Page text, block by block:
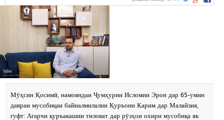
Мӯҳсин Қосимӣ, намояндаи Ҷумҳурии Исломии Эрон дар 65-умин
давраи мусобиқаи байналмилалии Қуръони Карим дар Малайзия,
гуфт: Агарчи қуръакашии тиловат дар рӯзҳои охири мусобиқа як